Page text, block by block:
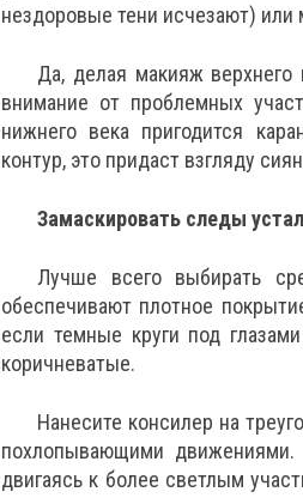
нездоровые тени исчезают)
Да, делая макияж верхнего
внимание от проблемных
нижнего века пригодится
контур, это придаст взгляду
Замаскировать следы
Лучше всего выбирать
обеспечивают плотное
если темные круги под
коричневатые.
Нанесите консилер на
похлопывающими движениями.
двигаясь к более светлым